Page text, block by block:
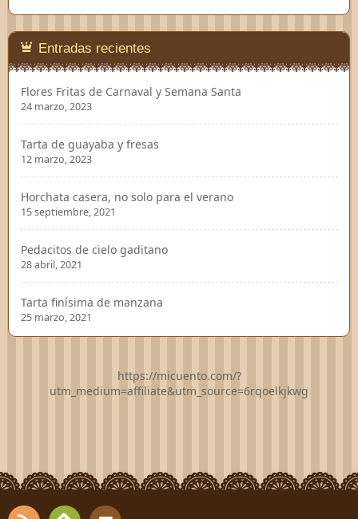
Entradas recientes
Flores Fritas de Carnaval y Semana Santa
24 marzo, 2023
Tarta de guayaba y fresas
12 marzo, 2023
Horchata casera, no solo para el verano
15 septiembre, 2021
Pedacitos de cielo gaditano
28 abril, 2021
Tarta finísima de manzana
25 marzo, 2021
https://micuento.com/?
utm_medium=affiliate&utm_source=6rqoelkjkwg